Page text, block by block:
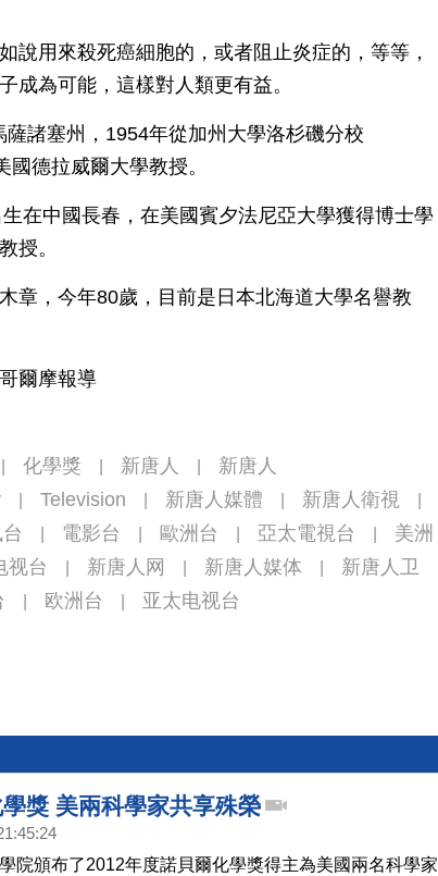
說用來殺死癌細胞的，或者阻止炎症的，等等，
成為可能，這樣對人類更有益。
諸塞州，1954年從加州大學洛杉磯分校
國德拉威爾大學教授。
在中國長春，在美國賓夕法尼亞大學獲得博士學
授。
章，今年80歲，目前是日本北海道大學名譽教
爾摩報導
化學獎 新唐人
新唐人
Television 新唐人媒體 新唐人衛視
電影台 歐洲台 亞太電視台
美洲
视台 新唐人网 新唐人媒体
新唐人卫
欧洲台 亚太电视台
獎 美兩科學家共享殊榮
院頒布了2012年度諾貝爾化學獎得主為美國兩名科學家